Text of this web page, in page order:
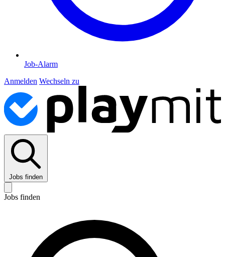
Job-Alarm
Anmelden Wechseln zu
Jobs finden
Jobs finden